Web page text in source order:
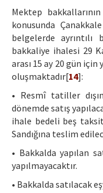
Mektep
konusunda
belgelerde
bakkaliye ihalesi 29
arası 15 ay 20 gün
oluşmaktadır[14]:
• Resmî tatiller
dönemde satış
ihale bedeli beş
Sandığına teslim
• Bakkalda yapılan
yapılmayacaktır.
• Bakkalda satılacak